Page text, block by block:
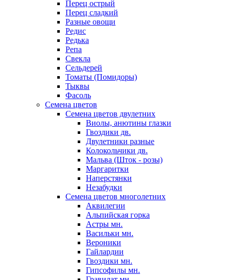
Перец острый
Перец сладкий
Разные овощи
Редис
Редька
Репа
Свекла
Сельдерей
Томаты (Помидоры)
Тыквы
Фасоль
Семена цветов
Семена цветов двулетних
Виолы, анютины глазки
Гвоздики дв.
Двулетники разные
Колокольчики дв.
Мальва (Шток - розы)
Маргаритки
Наперстянки
Незабудки
Семена цветов многолетних
Аквилегии
Альпийская горка
Астры мн.
Васильки мн.
Вероники
Гайлардии
Гвоздики мн.
Гипсофилы мн.